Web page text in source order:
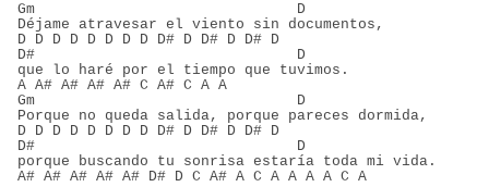
Gm                              D
Déjame atravesar el viento sin documentos,
D D D D D D D D D# D D# D D# D
D#                              D
que lo haré por el tiempo que tuvimos.
A A# A# A# A# C A# C A A
Gm                              D
Porque no queda salida, porque pareces dormida,
D D D D D D D D D# D D# D D# D
D#                              D
porque buscando tu sonrisa estaría toda mi vida.
A# A# A# A# A# D# D C A# A C A A A A C A